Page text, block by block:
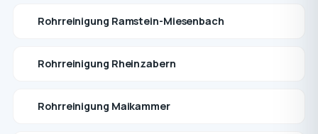
Rohrreinigung Ramstein-Miesenbach
Rohrreinigung Rheinzabern
Rohrreinigung Maikammer